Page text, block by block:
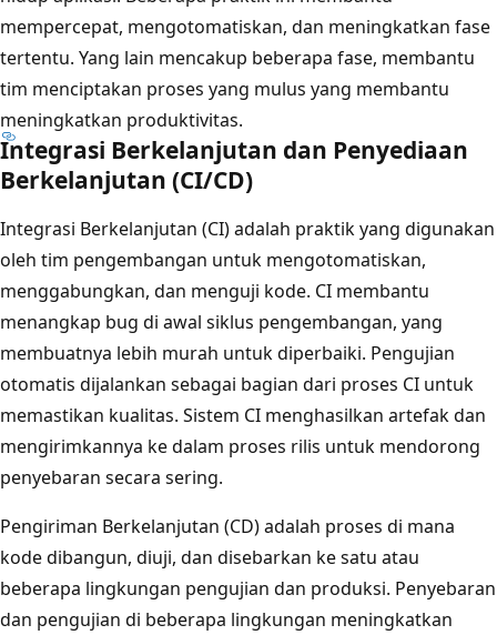
mempercepat, mengotomatiskan, dan meningkatkan fase
tertentu. Yang lain mencakup beberapa fase, membantu
tim menciptakan proses yang mulus yang membantu
meningkatkan produktivitas.
Integrasi Berkelanjutan dan Penyediaan
Berkelanjutan (CI/CD)
Integrasi Berkelanjutan (CI) adalah praktik yang digunakan
oleh tim pengembangan untuk mengotomatiskan,
menggabungkan, dan menguji kode. CI membantu
menangkap bug di awal siklus pengembangan, yang
membuatnya lebih murah untuk diperbaiki. Pengujian
otomatis dijalankan sebagai bagian dari proses CI untuk
memastikan kualitas. Sistem CI menghasilkan artefak dan
mengirimkannya ke dalam proses rilis untuk mendorong
penyebaran secara sering.
Pengiriman Berkelanjutan (CD) adalah proses di mana
kode dibangun, diuji, dan disebarkan ke satu atau
beberapa lingkungan pengujian dan produksi. Penyebaran
dan pengujian di beberapa lingkungan meningkatkan